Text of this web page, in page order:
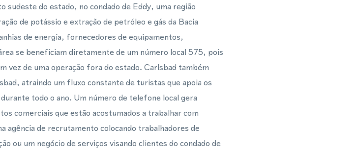
sudeste do estado, no condado de Eddy, uma região
de potássio e extração de petróleo e gás da Bacia
de energia, fornecedores de equipamentos,
se beneficiam diretamente de um número local 575, pois
vez de uma operação fora do estado. Carlsbad também
atraindo um fluxo constante de turistas que apoia os
todo o ano. Um número de telefone local gera
comerciais que estão acostumados a trabalhar com
agência de recrutamento colocando trabalhadores de
ou um negócio de serviços visando clientes do condado de